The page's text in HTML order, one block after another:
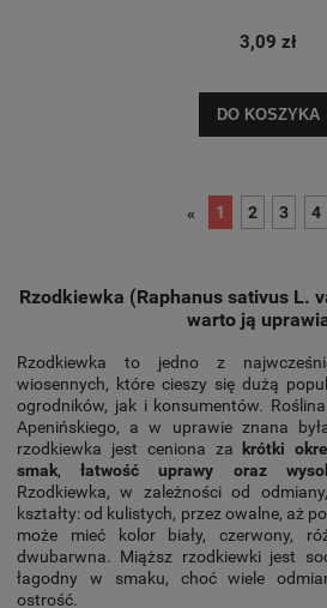
3,09 zł
DO KOSZYKA
« 1 2 3 4
Rzodkiewka (Raphanus sativus L.
warto ją
Rzodkiewka to jedno z
wiosennych, które cieszy się dużą
ogrodników, jak i konsumentów.
Apenińskiego, a w uprawie znana
rzodkiewka jest ceniona za krótki
smak,łatwość uprawy oraz
Rzodkiewka, w zależności od
kształty: od kulistych, przez owalne, aż
może mieć kolor biały, czerwony,
dwubarwna. Miąższ rzodkiewki jest
łagodny w smaku, choć wiele
ostrość.